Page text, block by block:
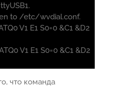
to /etc/wvdial.conf.
V1 E1 S0=0 &C1 &D2
V1 E1 S0=0 &C1 &D2
что команда